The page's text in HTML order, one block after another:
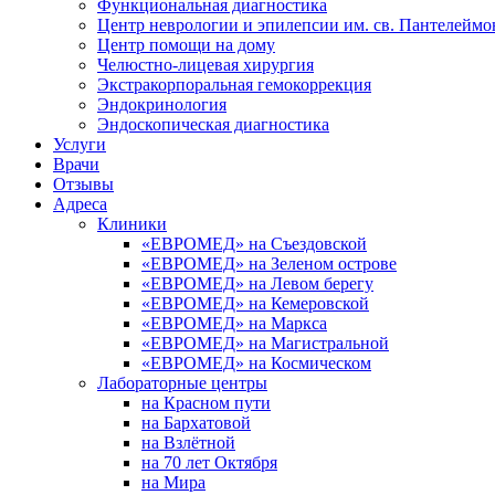
Функциональная диагностика
Центр неврологии и эпилепсии им. св.
Центр помощи на дому
Челюстно-лицевая хирургия
Экстракорпоральная гемокоррекция
Эндокринология
Эндоскопическая диагностика
Услуги
Врачи
Отзывы
Адреса
Клиники
«ЕВРОМЕД» на Съездовской
«ЕВРОМЕД» на Зеленом острове
«ЕВРОМЕД» на Левом берегу
«ЕВРОМЕД» на Кемеровской
«ЕВРОМЕД» на Маркса
«ЕВРОМЕД» на Магистральной
«ЕВРОМЕД» на Космическом
Лабораторные центры
на Красном пути
на Бархатовой
на Взлётной
на 70 лет Октября
на Мира